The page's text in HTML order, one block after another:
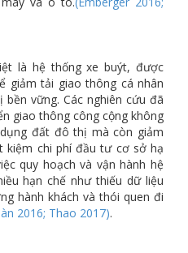
là hệ thống xe buýt, được
giảm tải giao thông cá nhân
vững. Các nghiên cứu đã
giao thông công cộng không
đất đô thị mà còn giảm
kiệm chi phí đầu tư cơ sở hạ
quy hoạch và vận hành hệ
hạn chế như thiếu dữ liệu
hành khách và thói quen đi
2016; Thao 2017).